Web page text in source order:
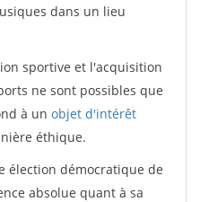
dans un lieu
sportive et l'acquisition
ne sont possibles que
à un objet d'intérêt
éthique.
élection démocratique de
absolue quant à sa